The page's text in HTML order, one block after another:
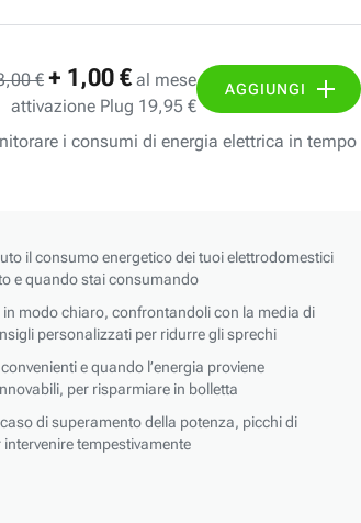
€ + 1,00 € al mese
attivazione Plug 19,95 €
AGGIUNGI
i consumi di energia elettrica in tempo
il consumo energetico dei tuoi elettrodomestici
e quando stai consumando
modo chiaro, confrontandoli con la media di
personalizzati per ridurre gli sprechi
e quando l’energia proviene
per risparmiare in bolletta
di superamento della potenza, picchi di
tempestivamente